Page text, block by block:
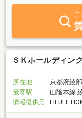
ＳＫホールディン
所在地
京都府綾
最寄駅
山陰本線
情報提供元
LIFULL